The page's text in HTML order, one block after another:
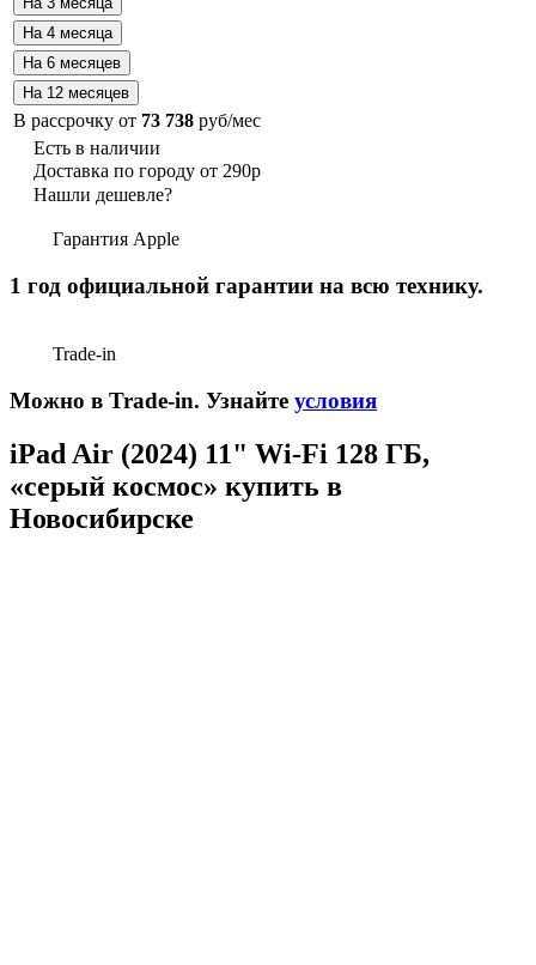
В рассрочку от 73 738 руб/мес
Есть в наличии
Доставка по городу от 290р
Нашли дешевле?
Гарантия Apple
1 год официальной гарантии на всю технику.
Trade-in
Можно в Trade-in. Узнайте условия
iPad Air (2024) 11" Wi-Fi 128 ГБ,
«серый космос» купить в
Новосибирске